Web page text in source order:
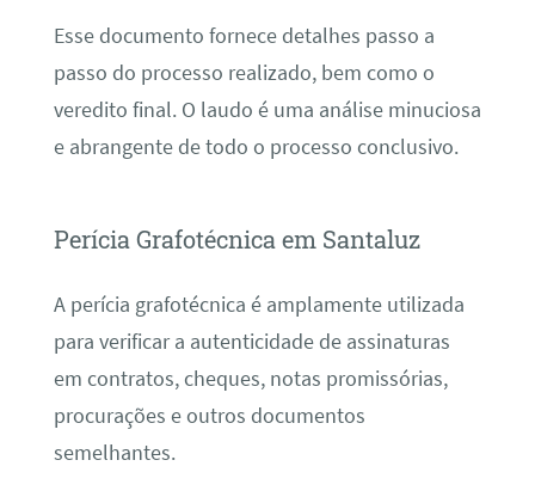
Esse documento fornece detalhes passo a
passo do processo realizado, bem como o
veredito final. O laudo é uma análise minuciosa
e abrangente de todo o processo conclusivo.
Perícia Grafotécnica em Santaluz
A perícia grafotécnica é amplamente utilizada
para verificar a autenticidade de assinaturas
em contratos, cheques, notas promissórias,
procurações e outros documentos
semelhantes.